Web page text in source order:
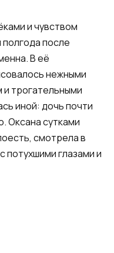
и чувством
полгода после
В её
нежными
трогательными
иной: дочь почти
Оксана сутками
смотрела в
потухшими глазами и